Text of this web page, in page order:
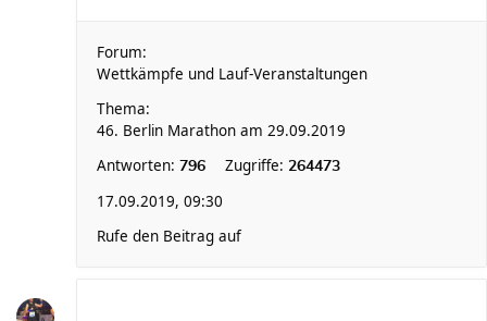
Forum:
Wettkämpfe und Lauf-Veranstaltungen
Thema:
46. Berlin Marathon am 29.09.2019
Antworten: 796 Zugriffe: 264473
17.09.2019, 09:30
Rufe den Beitrag auf